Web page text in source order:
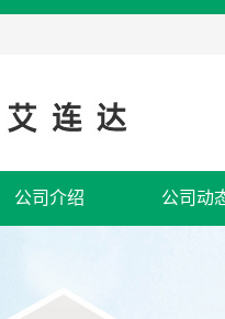
公司介绍 公司动